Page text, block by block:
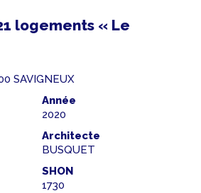
logements « Le
SAVIGNEUX
Année
2020
Architecte
BUSQUET
SHON
1730